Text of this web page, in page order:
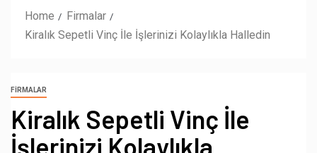
Home
Firmalar
Kiralık Sepetli Vinç İle İşlerinizi Kolaylıkla Halledin
FIRMALAR
Kiralık Sepetli Vinç İle
İşlerinizi Kolaylıkla